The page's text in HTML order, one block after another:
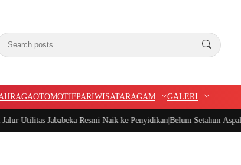
OTOMOTIFPARIWISATARAGAM GALERI
Resmi Naik ke Penyidikan|Belum Setahun Aspal Sudah